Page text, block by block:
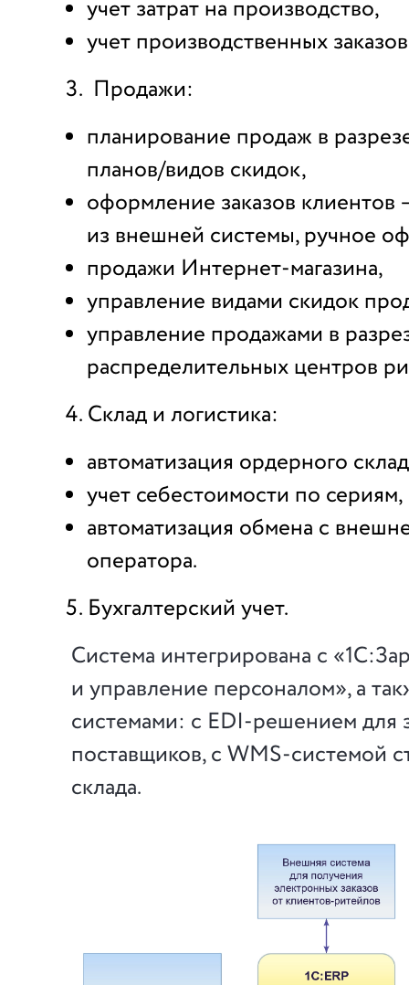
учет затрат на производство,
учет производственных
Продажи:
планирование продаж в
планов/видов скидок,
оформление заказов клиентов
из внешней системы, ручное
продажи Интернет-магазина,
управление видами скидок
управление продажами в
распределительных центров
Склад и логистика:
автоматизация ордерного
учет себестоимости по сериям,
автоматизация обмена с
оператора.
Бухгалтерский учет.
Система интегрирована с
и управление персоналом», а
системами: с EDI-решением для
поставщиков, с WMS-системой
склада.